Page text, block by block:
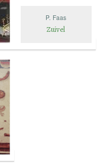
P. Faas
Zuivel